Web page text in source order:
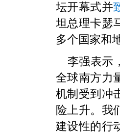
坛开幕式并
坦总理卡瑟
多个国家和
李强表示
全球南方力
机制受到冲
险上升。我
建设性的行